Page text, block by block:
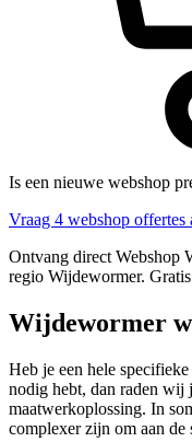
Is een nieuwe webshop
Vraag 4 webshop offertes
Ontvang direct Webshop
regio Wijdewormer.
Wijdewormer
Heb je een hele
nodig hebt, dan raden wij
maatwerkoplossing. In
complexer zijn om aan de